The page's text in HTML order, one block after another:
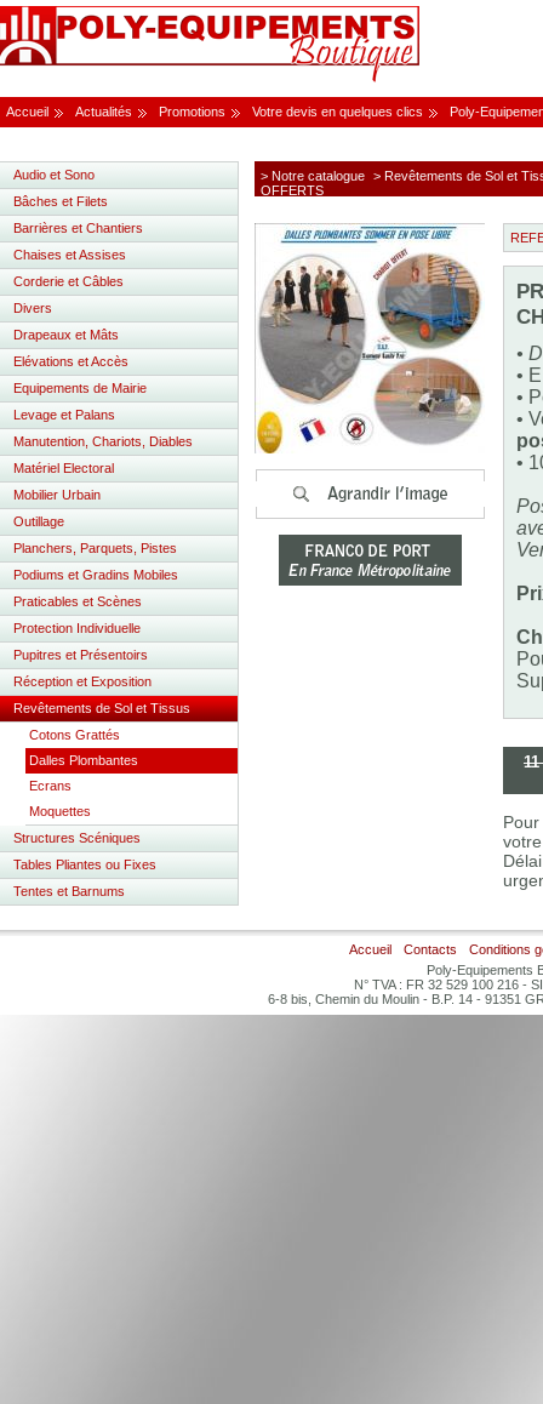
Accueil Actualités Promotions Votre devis en quelques clics Poly-
> Notre catalogue > Revêtements de Sol et
OFFERTS
•
•
•
•
•
Audio et Sono
Bâches et Filets
Barrières et Chantiers
Chaises et Assises
Corderie et Câbles
Divers
Drapeaux et Mâts
Elévations et Accès
Equipements de Mairie
Levage et Palans
Manutention, Chariots, Diables
Matériel Electoral
Mobilier Urbain
Outillage
Planchers, Parquets, Pistes
Podiums et Gradins Mobiles
Praticables et Scènes
Protection Individuelle
Pupitres et Présentoirs
Réception et Exposition
Revêtements de Sol et Tissus
Cotons Grattés
Dalles Plombantes
Ecrans
Moquettes
Structures Scéniques
Tables Pliantes ou Fixes
Tentes et Barnums
Accueil Contacts
Conditions
Poly-Equipements
N° TVA : FR 32 529 100 216 -
6-8 bis, Chemin du Moulin - B.P. 14 - 91351